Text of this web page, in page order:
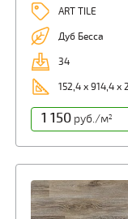
ART TILE
Дуб Бесса
34
152,4 х 914,4 х
1 150руб./м2